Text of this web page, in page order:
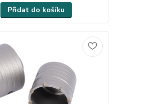
Přidat do košíku